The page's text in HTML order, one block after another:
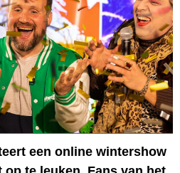
een online wintershow